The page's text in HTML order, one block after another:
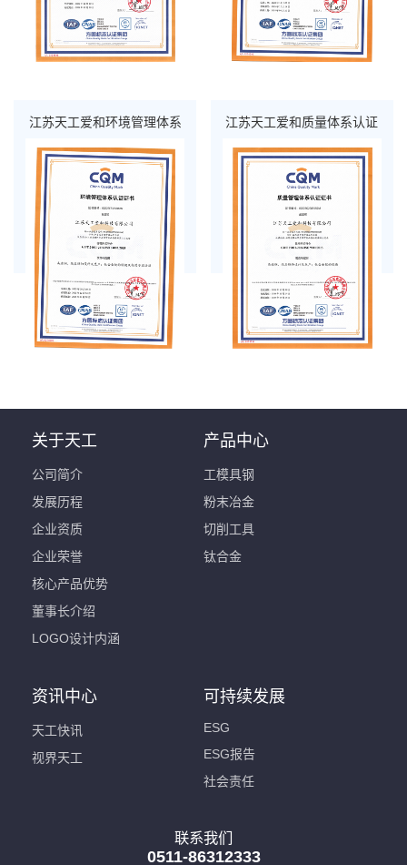
江苏天工爱和环境管理体系 江苏天工爱和质量体系认证
关于天工
公司简介
发展历程
企业资质
企业荣誉
核心产品优势
董事长介绍
LOGO设计内涵
产品中心
工模具钢
粉末冶金
切削工具
钛合金
资讯中心
天工快讯
视界天工
可持续发展
ESG
ESG报告
社会责任
联系我们
0511-86312333